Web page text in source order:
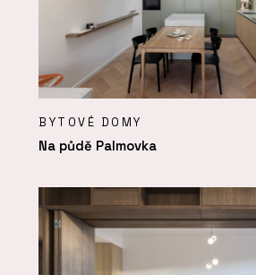
BYTOVÉ DOMY
Na půdě Palmovka